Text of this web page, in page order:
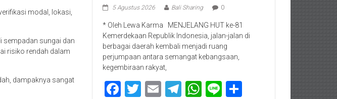
modal, lokasi,
sempadan sungai dan
risiko rendah dalam
dampaknya sangat
5 Agustus 2026 Bali Sharing 0
* Oleh Lewa Karma MENJELANG HUT ke-81
Kemerdekaan Republik Indonesia, jalan-jalan di
berbagai daerah kembali menjadi ruang
perjumpaan antara semangat kebangsaan,
kegembiraan rakyat,
Facebook
Twitter
EmailTelegram
WhatsApp
Line